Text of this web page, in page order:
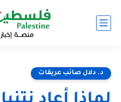
د. دلال صائب عريقات